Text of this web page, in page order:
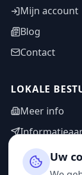
Mijn account
Blog
Contact
LOKALE
Meer info
Adminzone
Uw